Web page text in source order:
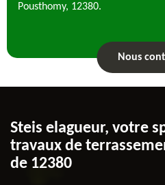
Pousthomy, 12380.
Nous
Steis elagueur, votre
travaux de
de 12380